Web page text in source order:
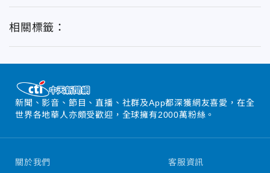
相關標籤：
新聞、影音、節目、直播、社群及App都深獲網友喜愛，在全
世界各地華人亦頗受歡迎，全球擁有2000萬粉絲。
關於我們 客服資訊